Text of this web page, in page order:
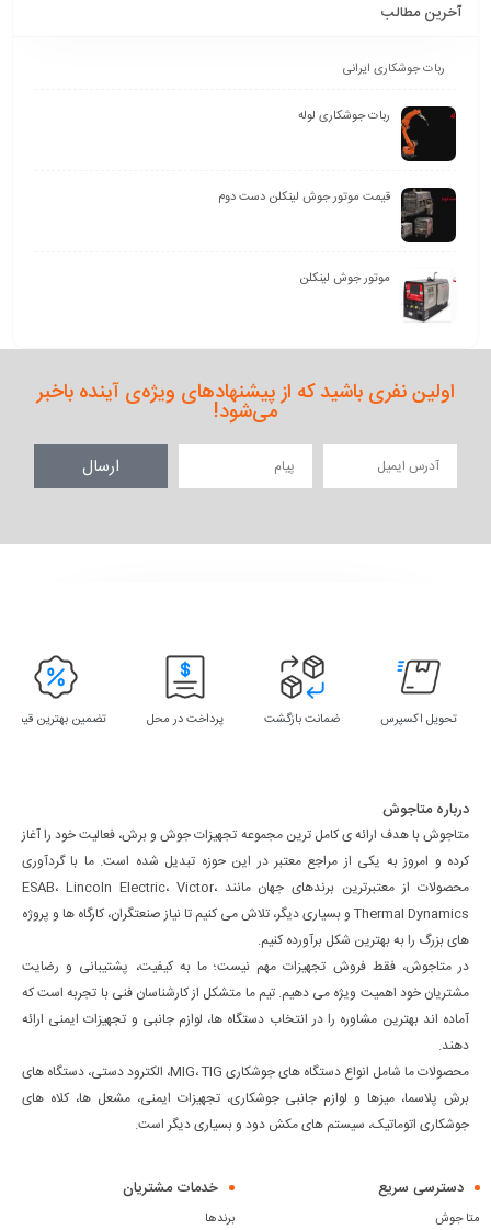
آخرین مطالب
ربات جوشکاری ایرانی
ربات جوشکاری لوله
قیمت موتور جوش لینکلن دست دوم
موتور جوش لینکلن
اولین نفری باشید که از پیشنهادهای ویژه‌ی آینده باخبر
می‌شود!
ارسال
تحویل اکسپرس ضمانت بازگشت پرداخت در محل تضمین بهترین قیمت
درباره متاجوش
متاجوش با هدف ارائه ی کامل ترین مجموعه تجهیزات جوش و برش، فعالیت خود را آغاز
کرده و امروز به یکی از مراجع معتبر در این حوزه تبدیل شده است. ما با گردآوری
محصولات از معتبرترین برندهای جهان مانند ESAB، Lincoln Electric، Victor،
Thermal Dynamics و بسیاری دیگر، تلاش می کنیم تا نیاز صنعتگران، کارگاه ها و پروژه
های بزرگ را به بهترین شکل برآورده کنیم.
در متاجوش، فقط فروش تجهیزات مهم نیست؛ ما به کیفیت، پشتیبانی و رضایت
مشتریان خود اهمیت ویژه می دهیم. تیم ما متشکل از کارشناسان فنی با تجربه است که
آماده اند بهترین مشاوره را در انتخاب دستگاه ها، لوازم جانبی و تجهیزات ایمنی ارائه
دهند.
محصولات ما شامل انواع دستگاه های جوشکاری MIG، TIG، الکترود دستی، دستگاه های
برش پلاسما، میزها و لوازم جانبی جوشکاری، تجهیزات ایمنی، مشعل ها، کلاه های
جوشکاری اتوماتیک، سیستم های مکش دود و بسیاری دیگر است.
دسترسی سریع
متا جوش
خدمات مشتریان
برندها